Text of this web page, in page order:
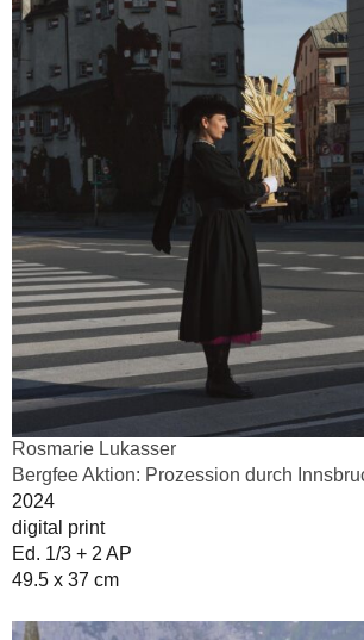
Rosmarie Lukasser
Bergfee Aktion: Prozession durch
2024
digital print
Ed. 1/3 + 2 AP
49.5 x 37 cm